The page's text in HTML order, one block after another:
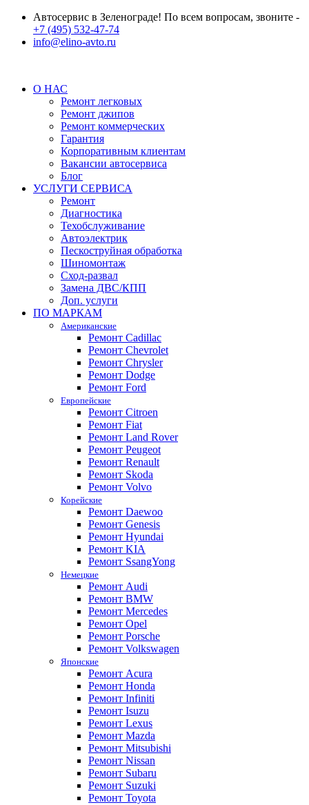
Автосервис в Зеленограде! По всем вопросам, звоните -
+7 (495) 532-47-74
info@elino-avto.ru
О НАС
Ремонт легковых
Ремонт джипов
Ремонт коммерческих
Гарантия
Корпоративным клиентам
Вакансии автосервиса
Блог
УСЛУГИ СЕРВИСА
Ремонт
Диагностика
Техобслуживание
Автоэлектрик
Пескоструйная обработка
Шиномонтаж
Сход-развал
Замена ДВС/КПП
Доп. услуги
ПО МАРКАМ
Американские
Ремонт Cadillac
Ремонт Chevrolet
Ремонт Chrysler
Ремонт Dodge
Ремонт Ford
Европейские
Ремонт Citroen
Ремонт Fiat
Ремонт Land Rover
Ремонт Peugeot
Ремонт Renault
Ремонт Skoda
Ремонт Volvo
Корейские
Ремонт Daewoo
Ремонт Genesis
Ремонт Hyundai
Ремонт KIA
Ремонт SsangYong
Немецкие
Ремонт Audi
Ремонт BMW
Ремонт Mercedes
Ремонт Opel
Ремонт Porsche
Ремонт Volkswagen
Японские
Ремонт Acura
Ремонт Honda
Ремонт Infiniti
Ремонт Isuzu
Ремонт Lexus
Ремонт Mazda
Ремонт Mitsubishi
Ремонт Nissan
Ремонт Subaru
Ремонт Suzuki
Ремонт Toyota